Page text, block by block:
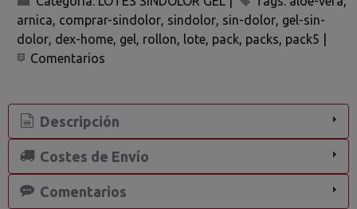
arnica comprar-sindolor sindolor sin-dolor gel-sin-
dolor dex-home gel rollon lote pack packs pack5
Comentarios
Descripción
Costes de Envío
Comentarios